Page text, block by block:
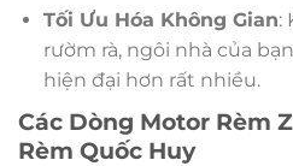
Tối Ưu Hóa Không Gian:
rườm rà, ngôi nhà của
hiện đại hơn rất nhiều.
Các Dòng Motor Rèm
Rèm Quốc Huy